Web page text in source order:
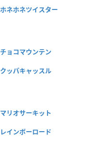
ホネホネツイスター
チョコマウンテン
クッパキャッスル
マリオサーキット
レインボーロード